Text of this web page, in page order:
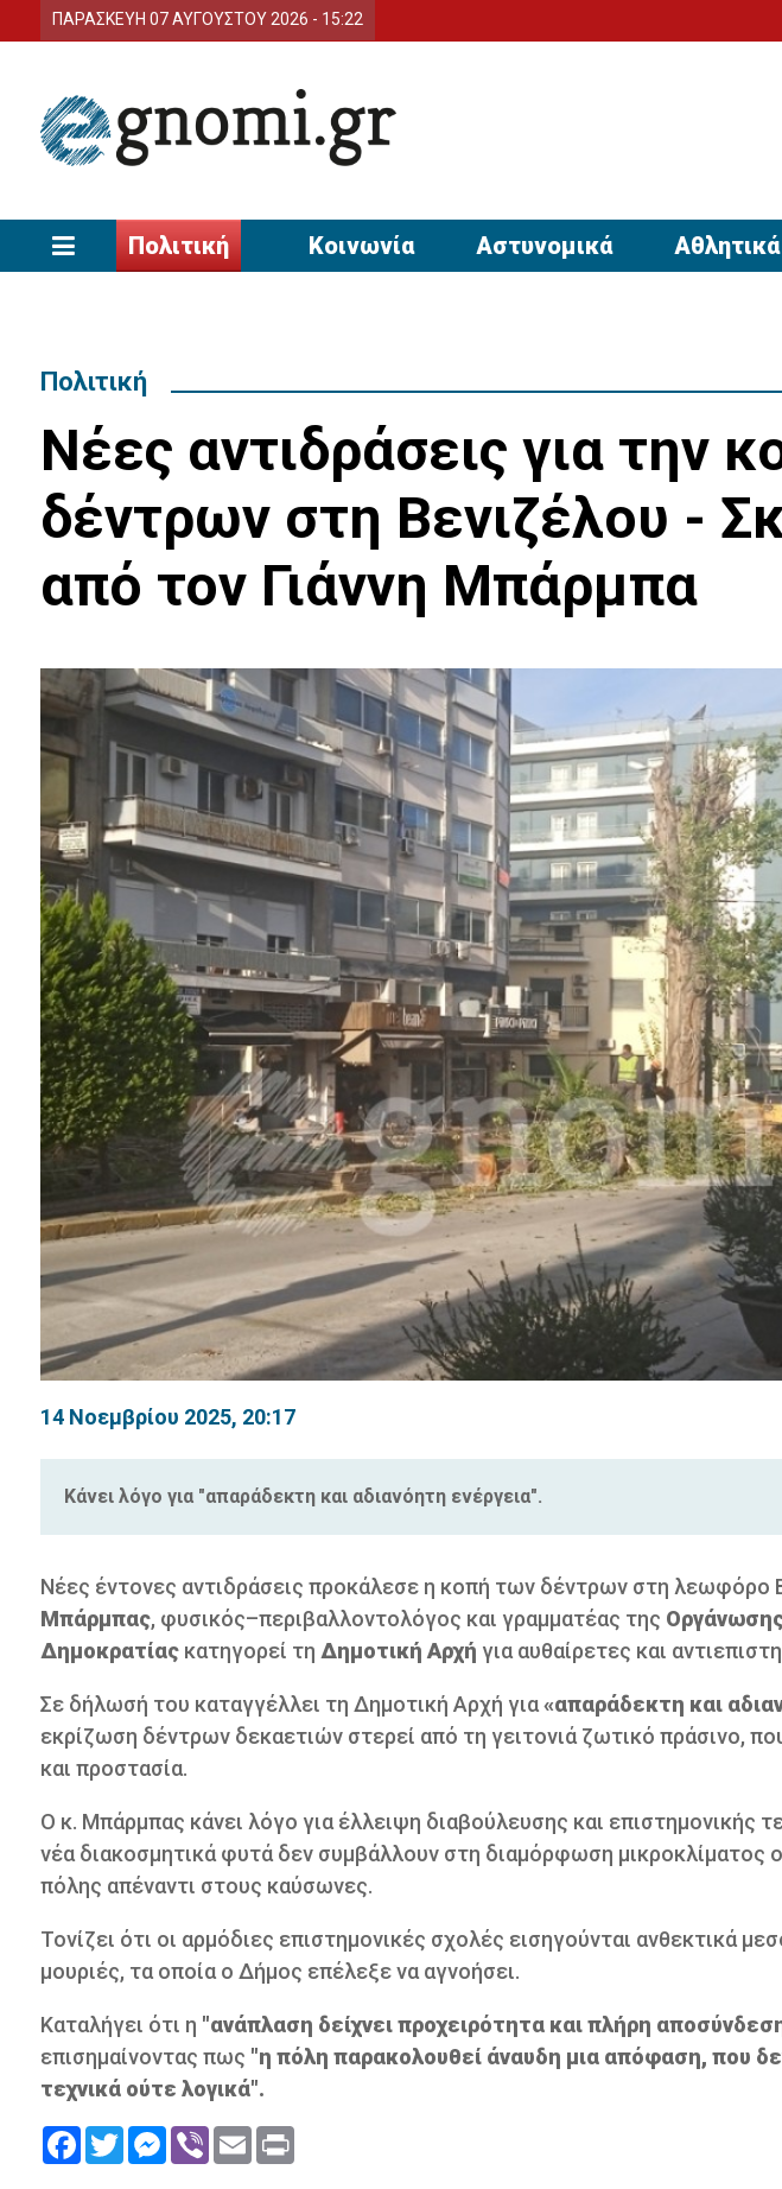
ΠΑΡΑΣΚΕΥΗ 07 ΑΥΓΟΥΣΤΟΥ 2026 - 15:22
Πολιτική Κοινωνία Αστυνομικά Αθλητικά
Πολιτική
Νέες αντιδράσεις για την
δέντρων στη Βενιζέλου -
από τον Γιάννη Μπάρμπα
14 Νοεμβρίου 2025, 20:17
Κάνει λόγο για "απαράδεκτη και αδιανόητη ενέργεια".
Νέες έντονες αντιδράσεις προκάλεσε η κοπή των δέντρων στη λεωφόρο
Μπάρμπας, φυσικός–περιβαλλοντολόγος και γραμματέας της
Δημοκρατίαςκατηγορεί τη Δημοτική Αρχή για αυθαίρετες και
Σε δήλωσή του καταγγέλλει τη Δημοτική Αρχή για«απαράδεκτη και
εκρίζωση δέντρων δεκαετιών στερεί από τη γειτονιά ζωτικό πράσινο,
και προστασία.
Ο κ. Μπάρμπας κάνει λόγο για έλλειψη διαβούλευσης και επιστημονικής
νέα διακοσμητικά φυτά δεν συμβάλλουν στη διαμόρφωση μικροκλίματος
πόλης απέναντι στους καύσωνες.
Τονίζει ότι οι αρμόδιες επιστημονικές σχολές εισηγούνται ανθεκτικά
μουριές, τα οποία ο Δήμος επέλεξε να αγνοήσει.
Καταλήγει ότι η "ανάπλαση δείχνει προχειρότητα και πλήρη
επισημαίνοντας πως "η πόλη παρακολουθεί άναυδη μια απόφαση, που
τεχνικά ούτε λογικά".
FacebookTwitterMessenger
Viber Email Print